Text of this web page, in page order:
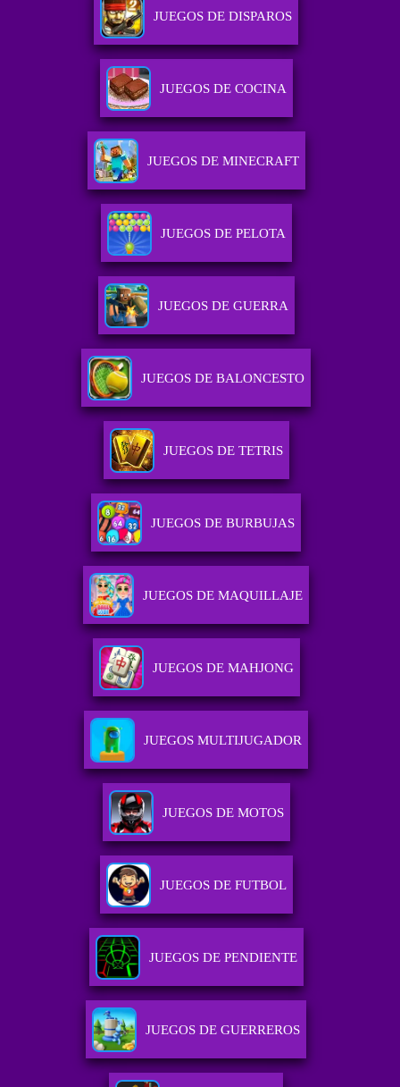
JUEGOS DE DISPAROS
JUEGOS DE COCINA
JUEGOS DE MINECRAFT
JUEGOS DE PELOTA
JUEGOS DE GUERRA
JUEGOS DE BALONCESTO
JUEGOS DE TETRIS
JUEGOS DE BURBUJAS
JUEGOS DE MAQUILLAJE
JUEGOS DE MAHJONG
JUEGOS MULTIJUGADOR
JUEGOS DE MOTOS
JUEGOS DE FUTBOL
JUEGOS DE PENDIENTE
JUEGOS DE GUERREROS